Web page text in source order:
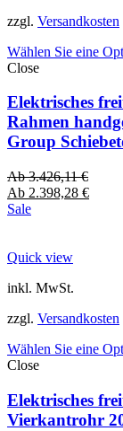
zzgl. Versandkosten
Wählen Sie eine
Close
Elektrisches
Rahmen
Group
Ab3.426,11€
Ab 2.398,28 €
Sale
Quick view
inkl. MwSt.
zzgl. Versandkosten
Wählen Sie eine
Close
Elektrisches
Vierkantrohr